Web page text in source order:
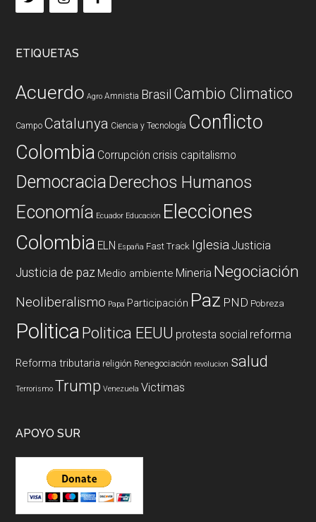
ETIQUETAS
Acuerdo Agro Amnistia Brasil Cambio Climatico
Campo Catalunya Ciencia y Tecnología Conflicto
Colombia Corrupción crisis capitalismo
DemocraciaDerechos Humanos
Economía Ecuador Educación Elecciones
Colombia ELN España Fast Track Iglesia Justicia
Justicia de paz Medio ambiente Mineria Negociación
Neoliberalismo Papa Participación Paz PND Pobreza
PoliticaPolitica EEUU protesta social reforma
Reforma tributaria religión Renegociación revolucion salud
Terrorismo Trump Venezuela Victimas
APOYO SUR